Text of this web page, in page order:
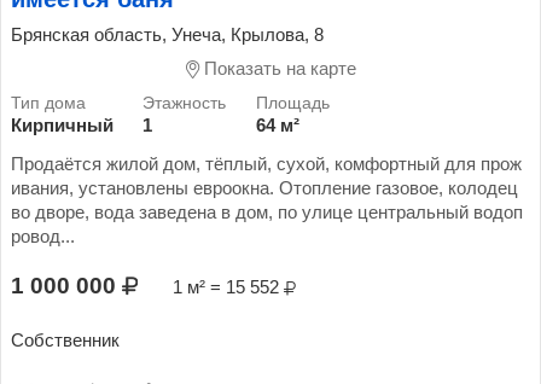
Брянская область, Унеча, Крылова, 8
Показать на карте
Кирпичный 1
64 м²
Продаётся жилой дом, тёплый, сухой, комфортный для прож
ивания, установлены евроокна. Отопление газовое, колодец
во дворе, вода заведена в дом, по улице центральный водоп
ровод...
1 000 000 1 м² = 15 552
Собственник